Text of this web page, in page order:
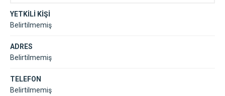
YETKİLİ KİŞİ
Belirtilmemiş
ADRES
Belirtilmemiş
TELEFON
Belirtilmemiş